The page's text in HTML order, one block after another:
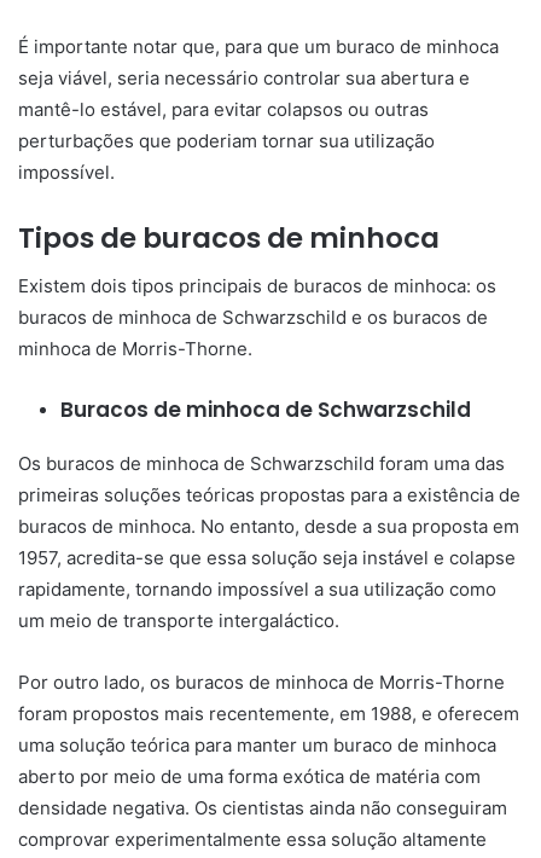
É importante notar que, para que um buraco de minhoca
seja viável, seria necessário controlar sua abertura e
mantê-lo estável, para evitar colapsos ou outras
perturbações que poderiam tornar sua utilização
impossível.
Tipos de buracos de minhoca
Existem dois tipos principais de buracos de minhoca: os
buracos de minhoca de Schwarzschild e os buracos de
minhoca de Morris-Thorne.
Buracos de minhoca de Schwarzschild
Os buracos de minhoca de Schwarzschild foram uma das
primeiras soluções teóricas propostas para a existência de
buracos de minhoca. No entanto, desde a sua proposta em
1957, acredita-se que essa solução seja instável e colapse
rapidamente, tornando impossível a sua utilização como
um meio de transporte intergaláctico.
Por outro lado, os buracos de minhoca de Morris-Thorne
foram propostos mais recentemente, em 1988, e oferecem
uma solução teórica para manter um buraco de minhoca
aberto por meio de uma forma exótica de matéria com
densidade negativa. Os cientistas ainda não conseguiram
comprovar experimentalmente essa solução altamente